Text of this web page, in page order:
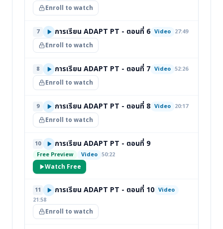
Enroll to watch
7 การเรียน ADAPT PT - ตอนที่ 6 Video 27:49
Enroll to watch
8 การเรียน ADAPT PT - ตอนที่ 7 Video 52:26
Enroll to watch
9 การเรียน ADAPT PT - ตอนที่ 8 Video 20:17
Enroll to watch
10 การเรียน ADAPT PT - ตอนที่ 9
Free Preview Video 50:22
Watch Free
11 การเรียน ADAPT PT - ตอนที่ 10 Video
21:58
Enroll to watch